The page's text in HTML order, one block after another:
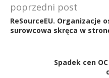
poprzedni post
ReSourceEU. Organizacje
surowcowa skręca w
Spadek cen